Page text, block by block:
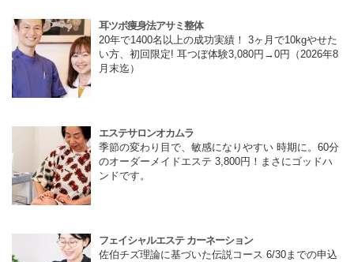
耳ツボ痩身法アサミ整体
20年で1400名以上の成功実績！ 3ヶ月で10kgやせた
い方、初回限定! 耳つぼ体験3,080円→0円（2026年8
月末迄）
エステサロンオカムラ
季節の変わり目で、敏感になりやすい 時期に。60分
のオーダーメイドエステ 3,800円！まさにゴッドハ
ンドです。
フェイシャルエステ カーネーション
佐伯チズ理論に基づいた伝説コース 6/30までの申込